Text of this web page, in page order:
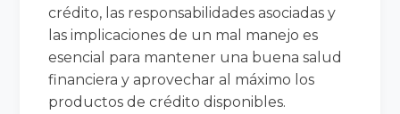
crédito, las responsabilidades asociadas y
las implicaciones de un mal manejo es
esencial para mantener una buena salud
financiera y aprovechar al máximo los
productos de crédito disponibles.